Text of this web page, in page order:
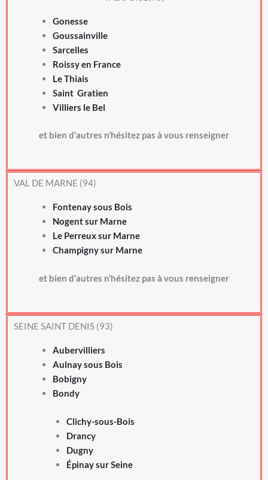
Gonesse
Goussainville
Sarcelles
Roissy en France
Le Thiais
Saint Gratien
Villiers le Bel
et bien d’autres n’hésitez pas à vous renseigner
VAL DE MARNE (94)
Fontenay sous Bois
Nogent sur Marne
Le Perreux sur Marne
Champigny sur Marne
et bien d’autres n’hésitez pas à vous renseigner
SEINE SAINT DENIS (93)
Aubervilliers
Aulnay sous Bois
Bobigny
Bondy
Clichy-sous-Bois
Drancy
Dugny
Épinay sur Seine